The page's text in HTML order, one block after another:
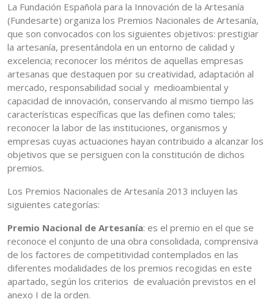
La Fundación Española para la Innovación de la Artesanía
(Fundesarte) organiza los Premios Nacionales de Artesanía,
que son convocados con los siguientes objetivos: prestigiar
la artesanía, presentándola en un entorno de calidad y
excelencia; reconocer los méritos de aquellas empresas
artesanas que destaquen por su creatividad, adaptación al
mercado, responsabilidad social y medioambiental y
capacidad de innovación, conservando al mismo tiempo las
características específicas que las definen como tales;
reconocer la labor de las instituciones, organismos y
empresas cuyas actuaciones hayan contribuido a alcanzar los
objetivos que se persiguen con la constitución de dichos
premios.
Los Premios Nacionales de Artesanía 2013 incluyen las
siguientes categorías:
Premio Nacional de Artesanía: es el premio en el que se
reconoce el conjunto de una obra consolidada, comprensiva
de los factores de competitividad contemplados en las
diferentes modalidades de los premios recogidas en este
apartado, según los criterios de evaluación previstos en el
anexo I de la orden.